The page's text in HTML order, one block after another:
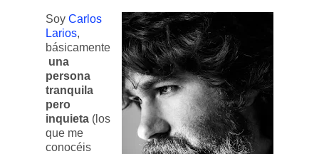
Soy Carlos
Larios,
básicamente
una
persona
tranquila
pero
inquieta (los
que me
conocéis